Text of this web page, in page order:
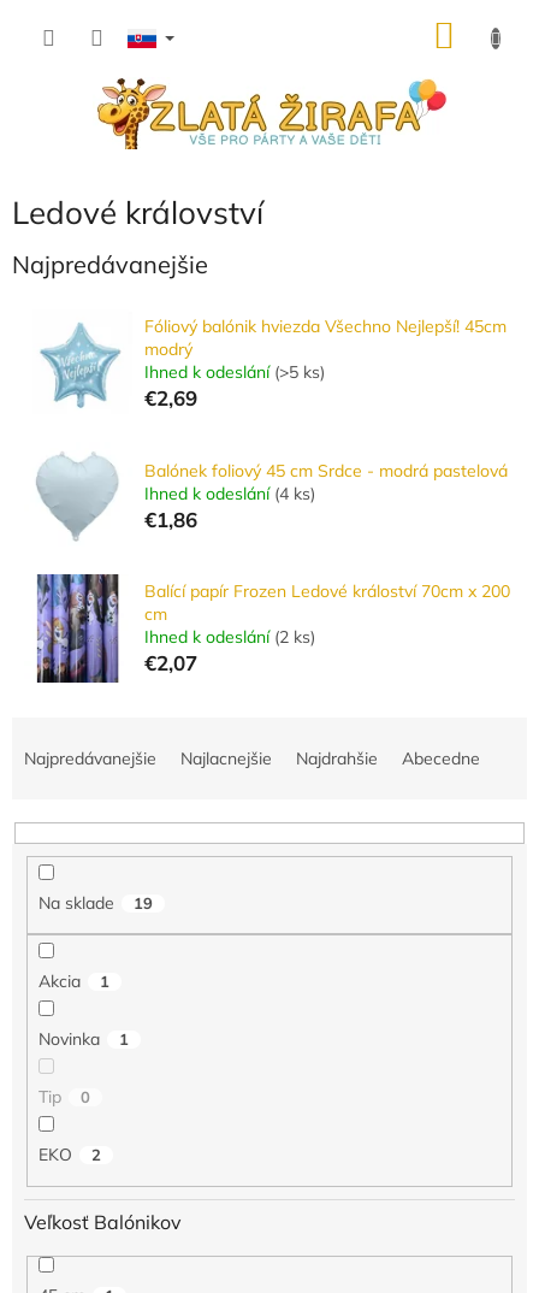
Ledové království
Najpredávanejšie
Fóliový balónik hviezda Všechno Nejlepší! 45cm
modrý
Ihned k odeslání (>5 ks)
€2,69
Balónek foliový 45 cm Srdce - modrá pastelová
Ihned k odeslání (4 ks)
€1,86
Balící papír Frozen Ledové králoství 70cm x 200
cm
Ihned k odeslání (2 ks)
€2,07
n
Najpredávanejšie Najlacnejšie Najdrahšie Abecedne
Na sklade 19
Akcia 1
Novinka 1
Tip 0
EKO 2
Veľkosť Balónikov